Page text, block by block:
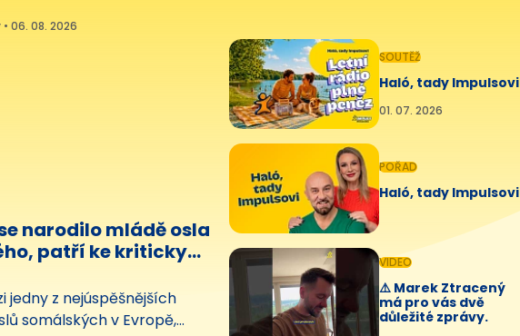
z nich váží 28,5 tuny a
06. 08. 2026
narodilo mládě osla
patří ke kriticky
jedny z nejúspěšnějších
somálských v Evropě,
SOUTĚŽ
Haló, tady Impulsovi
01. 07. 2026
POŘAD
Haló, tady Impulsovi
VIDEO
⚠️ Marek Ztracený
má pro vás dvě
důležité zprávy.